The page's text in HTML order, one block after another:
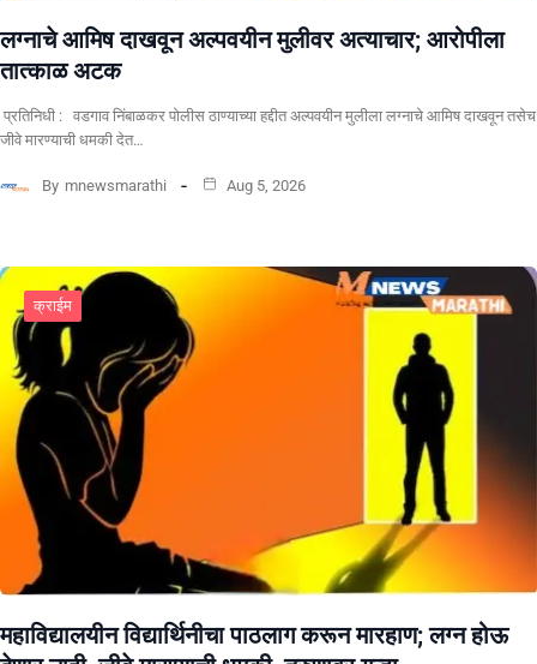
लग्नाचे आमिष दाखवून अल्पवयीन मुलीवर अत्याचार; आरोपीला
तात्काळ अटक
प्रतिनिधी : वडगाव निंबाळकर पोलीस ठाण्याच्या हद्दीत अल्पवयीन मुलीला लग्नाचे आमिष दाखवून तसेच
जीवे मारण्याची धमकी देत…
By mnewsmarathi Aug 5, 2026
क्राईम
महाविद्यालयीन विद्यार्थिनीचा पाठलाग करून मारहाण; लग्न होऊ